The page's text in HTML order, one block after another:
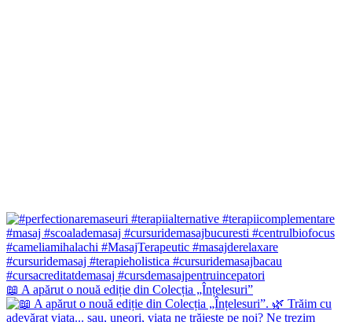
📖 A apărut o nouă ediție din Colecția „Înțelesuri”